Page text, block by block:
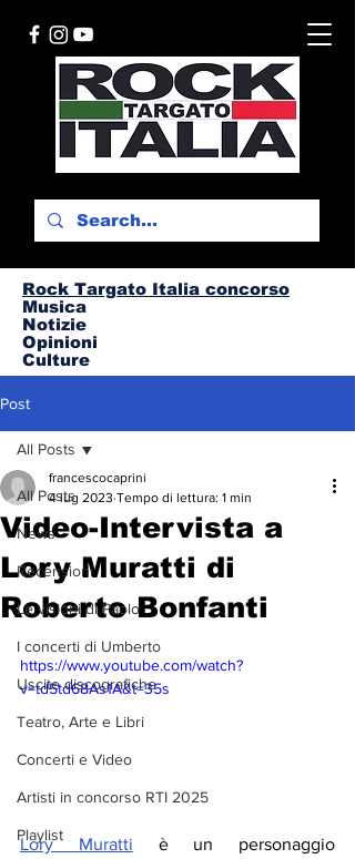
Rock Targato Italia concorso
Musica
Notizie
Opinioni
Culture
Post
All Posts
News
Recensioni
Le visioni di Paolo
I concerti di Umberto
Uscite discografiche
Teatro, Arte e Libri
Concerti e Video
Artisti in concorso RTI 2025
Playlist
All Posts
Video-Intervista a
Lory Muratti di
Roberto Bonfanti
francescocaprini
4 lug 2023 Tempo di lettura: 1 min
https://www.youtube.com/watch?
v=td5td68As1A&t=35s
Lory Muratti è un personaggio